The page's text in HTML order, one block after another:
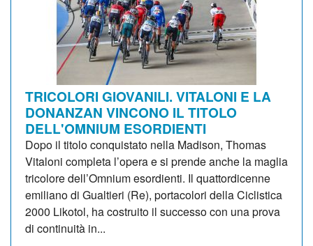
TRICOLORI GIOVANILI. VITALONI E LA
DONANZAN VINCONO IL TITOLO
DELL'OMNIUM ESORDIENTI
Dopo il titolo conquistato nella Madison, Thomas
Vitaloni completa l’opera e si prende anche la maglia
tricolore dell’Omnium esordienti. Il quattordicenne
emiliano di Gualtieri (Re), portacolori della Ciclistica
2000 Likotol, ha costruito il successo con una prova
di continuità in...